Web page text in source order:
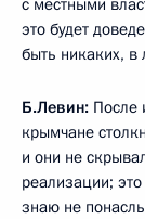
это будет
быть никаких, в
Б.Левин: После
крымчане
и они не
реализации;
знаю не